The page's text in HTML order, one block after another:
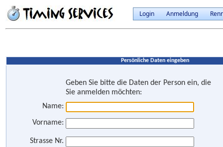
Login Anmeldung
Persönliche Daten eingeben
Geben Sie bitte die Daten der Person ein, die
Sie anmelden möchten:
Name:
Vorname:
Strasse Nr.